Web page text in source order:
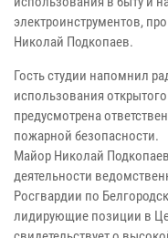
электроинструментов,
Николай Подкопаев.
Гость студии напомнил
использования
предусмотрена
пожарной безопасности.
Майор Николай
деятельности
Росгвардии по
лидирующие позиции в